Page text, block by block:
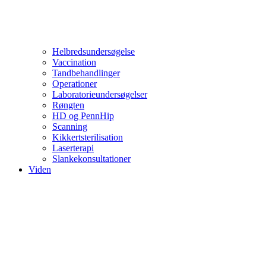
Helbredsundersøgelse
Vaccination
Tandbehandlinger
Operationer
Laboratorieundersøgelser
Røngten
HD og PennHip
Scanning
Kikkertsterilisation
Laserterapi
Slankekonsultationer
Viden